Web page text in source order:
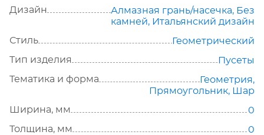
Дизайн
Алмазная грань/насечка, Без
камней, Итальянский дизайн
Стиль
Геометрический
Тип изделия
Пусеты
Тематика и форма
Геометрия,
Прямоугольник,
Шар
Ширина, мм
0
Толщина, мм
0